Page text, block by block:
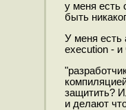
у меня есть
быть
У меня есть
execution - и
защитить?
и делают